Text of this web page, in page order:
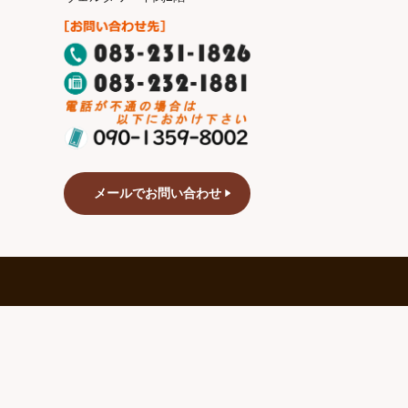
メールでお問い合わせ